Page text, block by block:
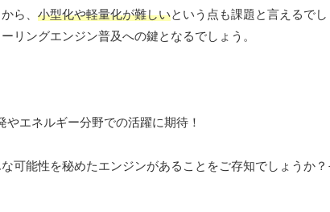
ら、 小型化や軽量化が難しいという点も課題と言えるで
リングエンジン普及への鍵となるでしょう。
可能性を秘めたエンジンがあることをご存知でしょうか